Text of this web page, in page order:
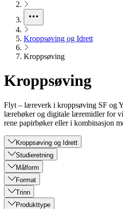
Kroppsøving og Idrett
Kroppsøving
Kroppsøving
Flyt – læreverk i kroppsøving SF og
lærebøker og digitale læremidler for
rene papirbøker eller i kombinasjon
Kroppsøving og Idrett
Studieretning
Målform
Format
Trinn
Produkttype